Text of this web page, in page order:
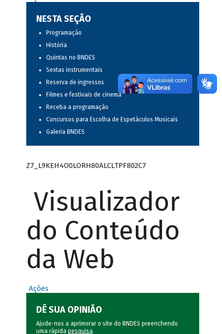
NESTA SEÇÃO
Programação
História
Quintas no BNDES
Sextas instrumentais
Reserva de ingressos
Filmes e festivais de cinema
Receba a programação
Concursos para Escolha de Espetáculos Musicais
Galeria BNDES
Z7_L9KEH4O0LORH80ALCLTPF802C7
Visualizador
do Conteúdo
da Web
Ações
DÊ SUA OPINIÃO
Ajude-nos a aprimorar o site do BNDES preenchendo
uma rápida pesquisa.